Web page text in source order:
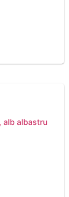
alb albastru